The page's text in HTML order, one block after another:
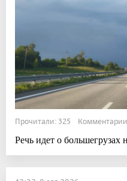
Прочитали: 325
Речь идет о большегрузах